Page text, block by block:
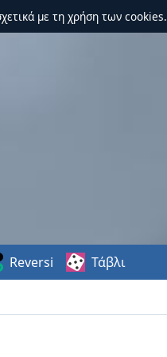
με τη χρήση των cookies.
Reversi Τάβλι